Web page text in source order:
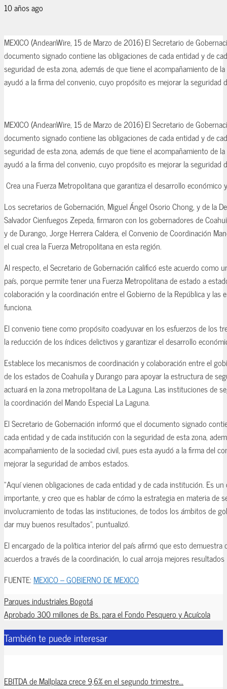
10 años ago
MEXICO (AndeanWire, 15 de Marzo de 2016) El Secretario de
documento signado contiene las obligaciones de cada entidad y de
seguridad de esta zona, además de que tiene el acompañamiento de
ayudó a la firma del convenio, cuyo propósito es mejorar la seguridad
MEXICO (AndeanWire, 15 de Marzo de 2016) El Secretario de
documento signado contiene las obligaciones de cada entidad y de
seguridad de esta zona, además de que tiene el acompañamiento de
ayudó a la firma del convenio, cuyo propósito es mejorar la seguridad
Crea una Fuerza Metropolitana que garantiza el desarrollo económico
Los secretarios de Gobernación, Miguel Ángel Osorio Chong, y de la
Salvador Cienfuegos Zepeda, firmaron con los gobernadores de
y de Durango, Jorge Herrera Caldera, el Convenio de Coordinación
el cual crea la Fuerza Metropolitana en esta región.
Al respecto, el Secretario de Gobernación calificó este acuerdo como
país, porque permite tener una Fuerza Metropolitana de estado a
colaboración y la coordinación entre el Gobierno de la República y las
funciona.
El convenio tiene como propósito coadyuvar en los esfuerzos de los
la reducción de los índices delictivos y garantizar el desarrollo
Establece los mecanismos de coordinación y colaboración entre el
de los estados de Coahuila y Durango para apoyar la estructura de
actuará en la zona metropolitana de La Laguna. Las instituciones de
la coordinación del Mando Especial La Laguna.
El Secretario de Gobernación informó que el documento signado
cada entidad y de cada institución con la seguridad de esta zona,
acompañamiento de la sociedad civil, pues esta ayudó a la firma del
mejorar la seguridad de ambos estados.
“Aquí vienen obligaciones de cada entidad y de cada institución. Es
importante, y creo que es hablar de cómo la estrategia en materia de
involucramiento de todas las instituciones, de todos los ámbitos de
dar muy buenos resultados”, puntualizó.
El encargado de la política interior del país afirmó que esto demuestra
acuerdos a través de la coordinación, lo cual arroja mejores
FUENTE: MEXICO – GOBIERNO DE MEXICO
Parques industriales Bogotá
Aprobado 300 millones de Bs. para el Fondo Pesquero y Acuícola
También te puede interesar
EBITDA de Mallplaza crece 9,6% en el segundo trimestre...